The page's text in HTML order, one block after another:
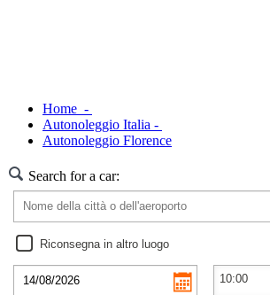
Home -
Autonoleggio Italia -
Autonoleggio Florence
Search for a car:
Riconsegna in altro luogo